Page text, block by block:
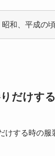
昭和、平成の
だけす
けする時の服